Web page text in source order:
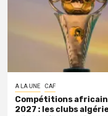
A LA UNE CAF
Compétitions
2027 : les clubs